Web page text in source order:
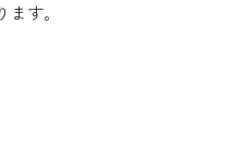
す。